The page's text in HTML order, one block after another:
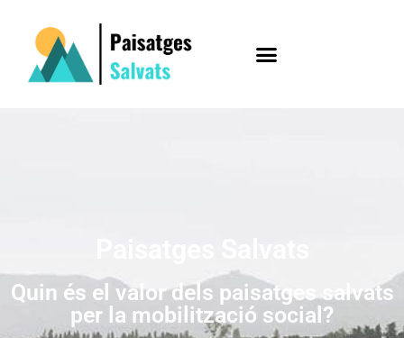
Quin és el valor dels paisatges salvats
per la mobilització social?